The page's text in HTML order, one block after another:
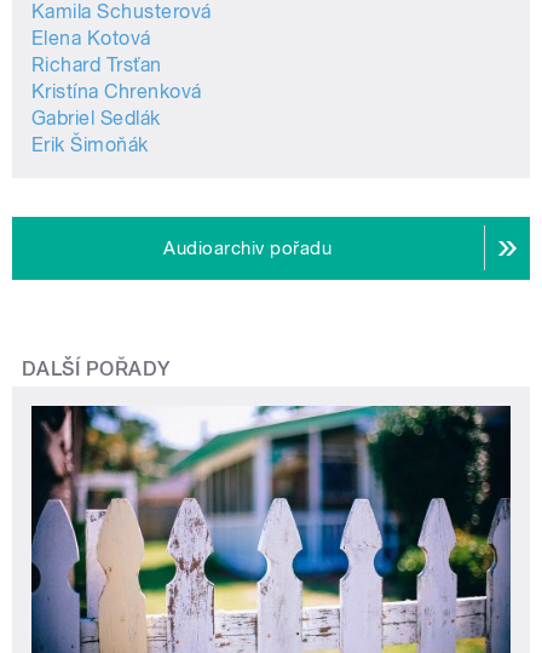
Kamila Schusterová
Elena Kotová
Richard Trsťan
Kristína Chrenková
Gabriel Sedlák
Erik Šimoňák
Audioarchiv pořadu
DALŠÍ POŘADY